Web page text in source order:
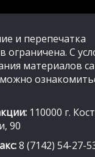
и перепечатка
ограничена. С
материалов
110000 г.
90
8 (7142) 54-27-